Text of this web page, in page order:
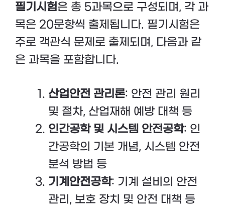
필기시험은 총 5과목으로 구성되며, 각 과
목은 20문항씩 출제됩니다. 필기시험은
주로 객관식 문제로 출제되며, 다음과 같
은 과목을 포함합니다.
산업안전 관리론: 안전 관리 원리
및 절차, 산업재해 예방 대책 등
인간공학 및 시스템 안전공학: 인
간공학의 기본 개념, 시스템 안전
분석 방법 등
기계안전공학: 기계 설비의 안전
관리, 보호 장치 및 안전 대책 등